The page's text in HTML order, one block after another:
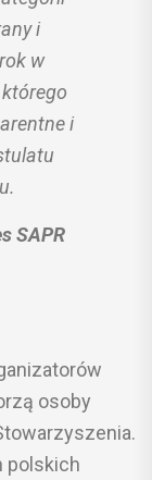
i
w
i
SAPR
osoby
polskich